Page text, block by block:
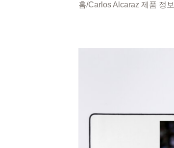
홈/Carlos Alcaraz 제품 정보